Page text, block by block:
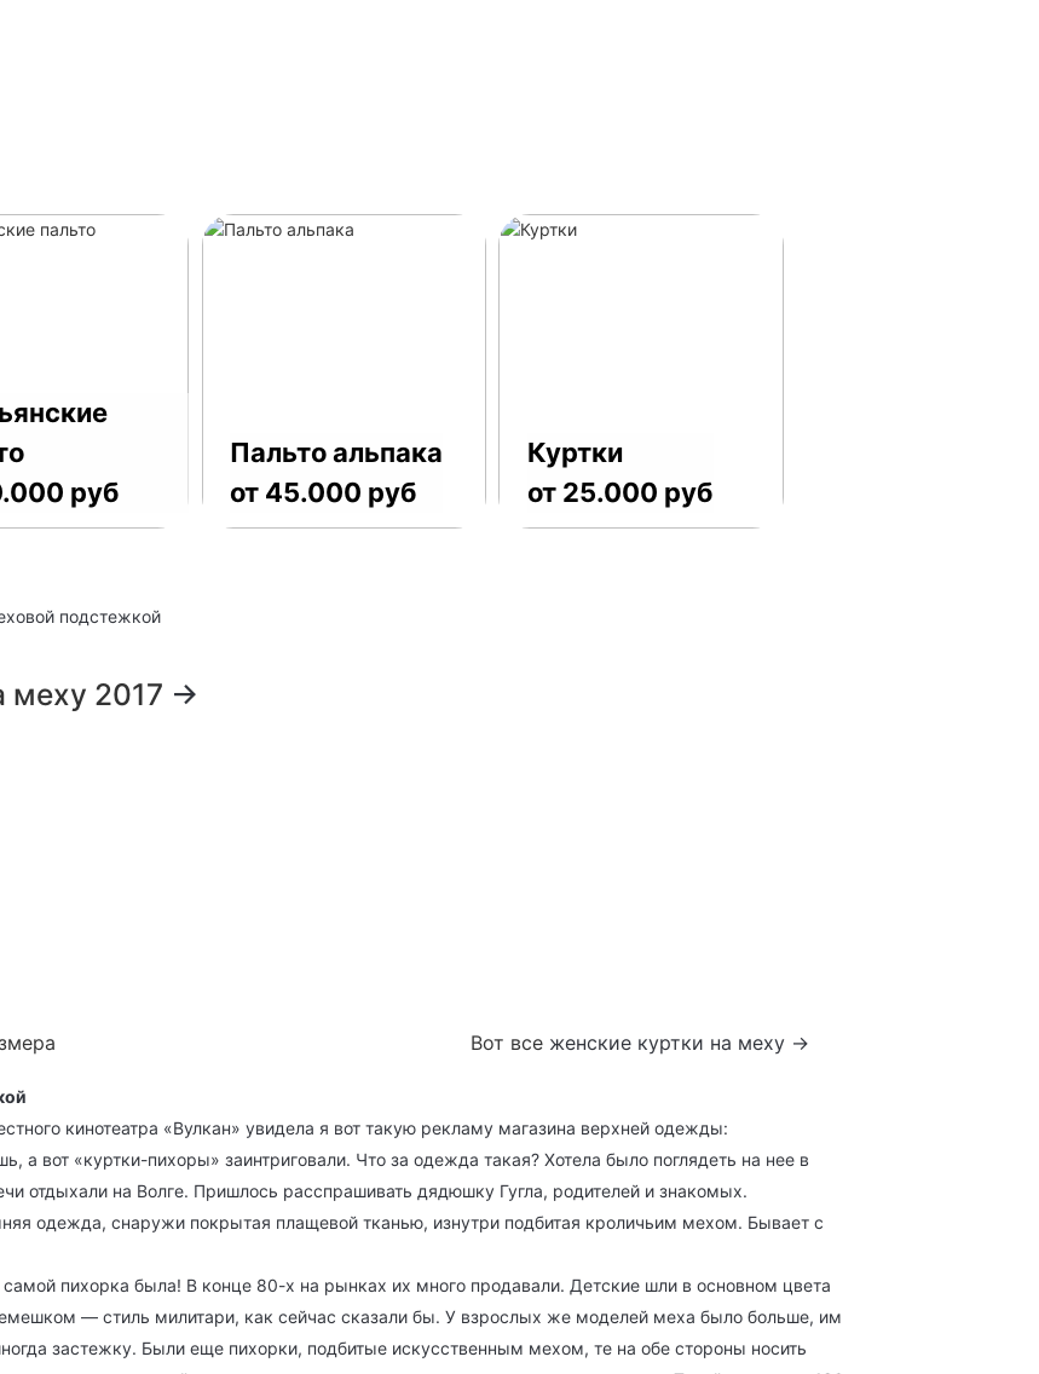
руб
Пальто альпака
от 45.000 руб
Куртки
от 25.000 руб
подстежкой
меху 2017 →
Вот все женские куртки на меху →
кинотеатра «Вулкан» увидела я вот такую рекламу магазина верхней одежды:
а вот «куртки-пихоры» заинтриговали. Что за одежда такая? Хотела было поглядеть на нее в
отдыхали на Волге. Пришлось расспрашивать дядюшку Гугла, родителей и знакомых.
одежда, снаружи покрытая плащевой тканью, изнутри подбитая кроличьим мехом. Бывает с
пихорка была! В конце 80-х на рынках их много продавали. Детские шли в основном цвета
— стиль милитари, как сейчас сказали бы. У взрослых же моделей меха было больше, им
застежку. Были еще пихорки, подбитые искусственным мехом, те на обе стороны носить